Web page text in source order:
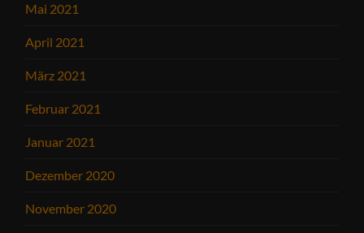
Mai 2021
April 2021
März 2021
Februar 2021
Januar 2021
Dezember 2020
November 2020